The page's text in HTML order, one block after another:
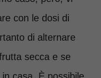
con le dosi di
di alternare
secca e se
casa. È possibile